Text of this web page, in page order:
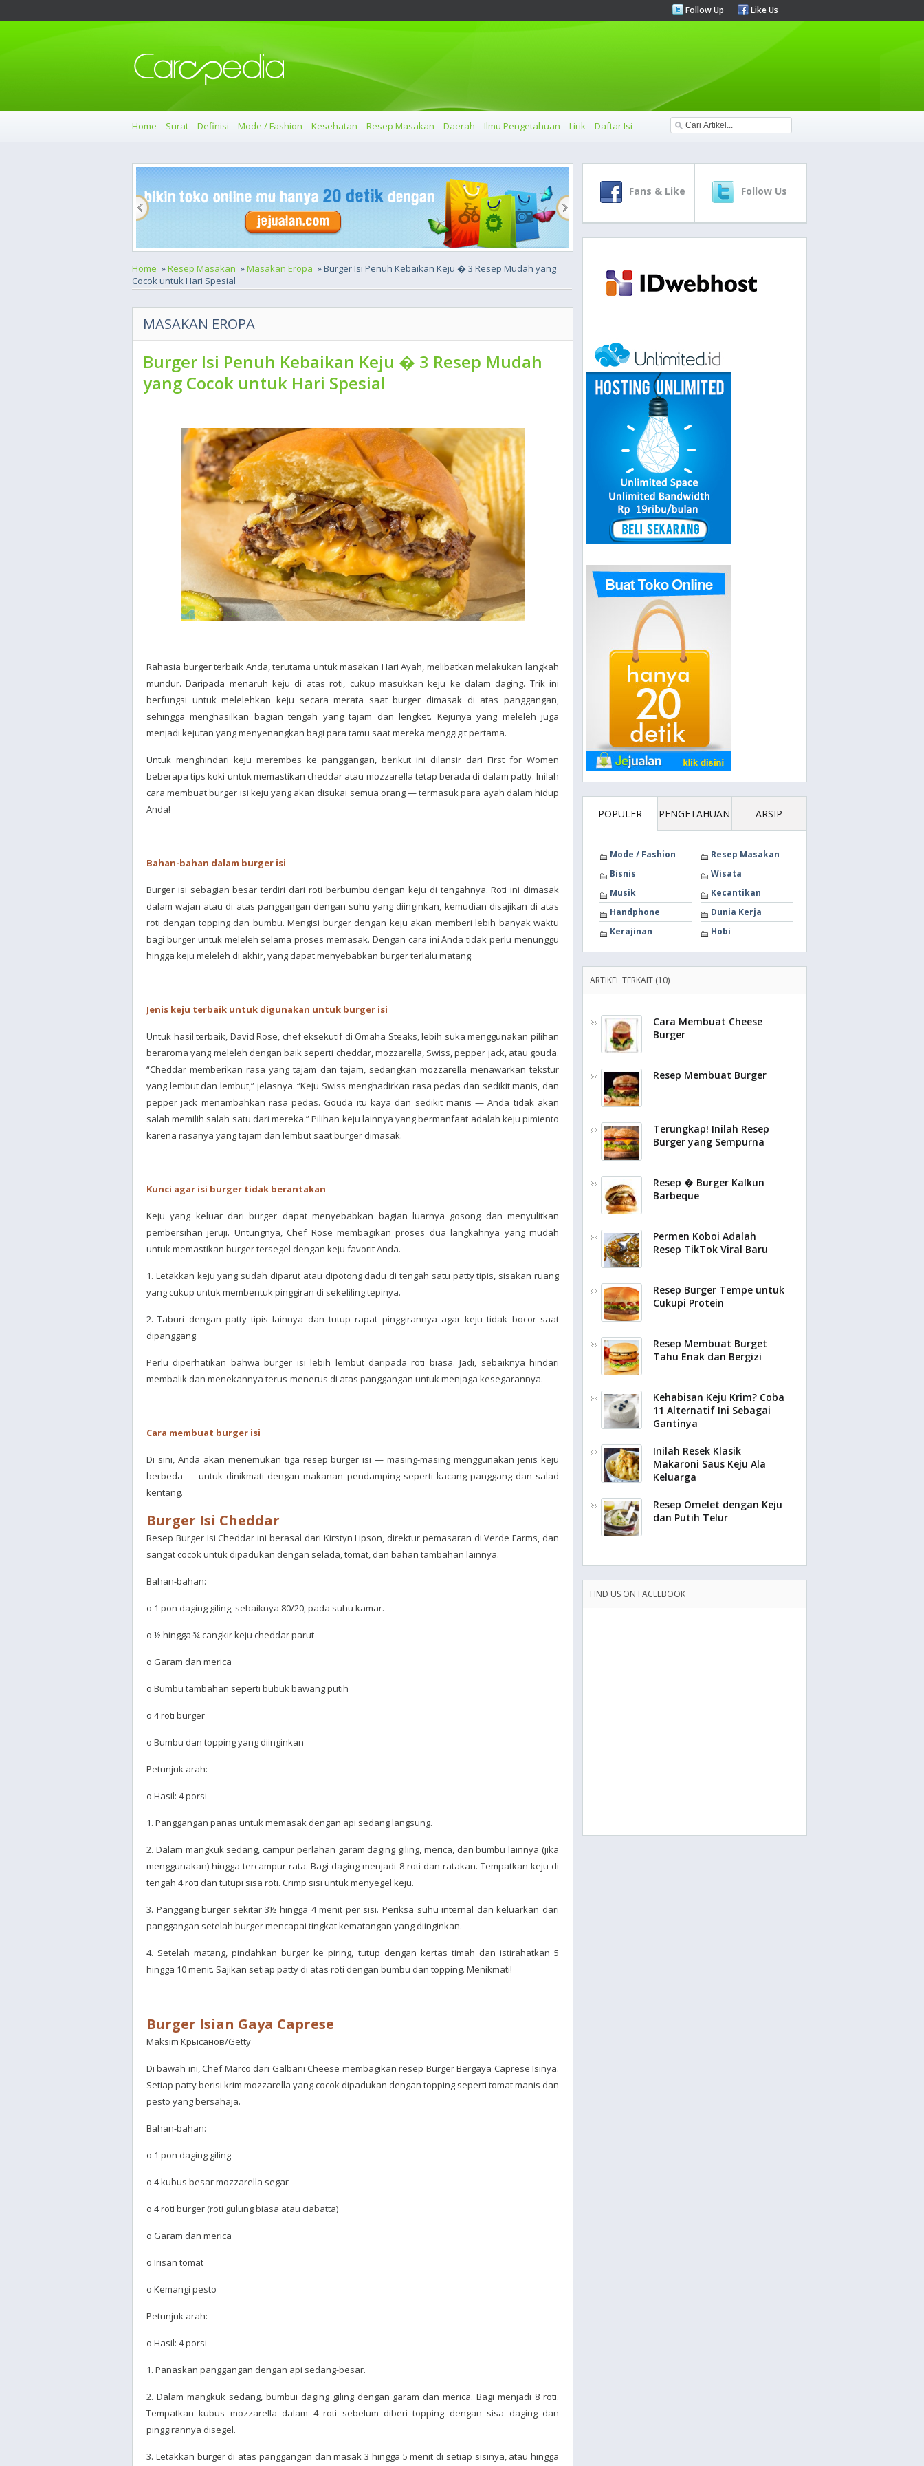
Follow Up Like Us
Home Surat Definisi Mode / Fashion Kesehatan Resep Masakan Daerah Ilmu Pengetahuan Lirik Daftar Isi
Home »Resep Masakan »Masakan Eropa » Burger Isi Penuh Kebaikan Keju � 3 Resep Mudah yang
Cocok untuk Hari Spesial
MASAKAN EROPA
Burger Isi Penuh Kebaikan Keju � 3 Resep Mudah
yang Cocok untuk Hari Spesial
Rahasia burger terbaik Anda, terutama untuk masakan Hari Ayah, melibatkan melakukan langkah
mundur. Daripada menaruh keju di atas roti, cukup masukkan keju ke dalam daging. Trik ini
berfungsi untuk melelehkan keju secara merata saat burger dimasak di atas panggangan,
sehingga menghasilkan bagian tengah yang tajam dan lengket. Kejunya yang meleleh juga
menjadi kejutan yang menyenangkan bagi para tamu saat mereka menggigit pertama.
Untuk menghindari keju merembes ke panggangan, berikut ini dilansir dari First for Women
beberapa tips koki untuk memastikan cheddar atau mozzarella tetap berada di dalam patty. Inilah
cara membuat burger isi keju yang akan disukai semua orang — termasuk para ayah dalam hidup
Anda!
Bahan-bahan dalam burger isi
Burger isi sebagian besar terdiri dari roti berbumbu dengan keju di tengahnya. Roti ini dimasak
dalam wajan atau di atas panggangan dengan suhu yang diinginkan, kemudian disajikan di atas
roti dengan topping dan bumbu. Mengisi burger dengan keju akan memberi lebih banyak waktu
bagi burger untuk meleleh selama proses memasak. Dengan cara ini Anda tidak perlu menunggu
hingga keju meleleh di akhir, yang dapat menyebabkan burger terlalu matang.
Jenis keju terbaik untuk digunakan untuk burger isi
Untuk hasil terbaik, David Rose, chef eksekutif di Omaha Steaks, lebih suka menggunakan pilihan
beraroma yang meleleh dengan baik seperti cheddar, mozzarella, Swiss, pepper jack, atau gouda.
“Cheddar memberikan rasa yang tajam dan tajam, sedangkan mozzarella menawarkan tekstur
yang lembut dan lembut,” jelasnya. “Keju Swiss menghadirkan rasa pedas dan sedikit manis, dan
pepper jack menambahkan rasa pedas. Gouda itu kaya dan sedikit manis — Anda tidak akan
salah memilih salah satu dari mereka.” Pilihan keju lainnya yang bermanfaat adalah keju pimiento
karena rasanya yang tajam dan lembut saat burger dimasak.
Kunci agar isi burger tidak berantakan
Keju yang keluar dari burger dapat menyebabkan bagian luarnya gosong dan menyulitkan
pembersihan jeruji. Untungnya, Chef Rose membagikan proses dua langkahnya yang mudah
untuk memastikan burger tersegel dengan keju favorit Anda.
1. Letakkan keju yang sudah diparut atau dipotong dadu di tengah satu patty tipis, sisakan ruang
yang cukup untuk membentuk pinggiran di sekeliling tepinya.
2. Taburi dengan patty tipis lainnya dan tutup rapat pinggirannya agar keju tidak bocor saat
dipanggang.
Perlu diperhatikan bahwa burger isi lebih lembut daripada roti biasa. Jadi, sebaiknya hindari
membalik dan menekannya terus-menerus di atas panggangan untuk menjaga kesegarannya.
Cara membuat burger isi
Di sini, Anda akan menemukan tiga resep burger isi — masing-masing menggunakan jenis keju
berbeda — untuk dinikmati dengan makanan pendamping seperti kacang panggang dan salad
kentang.
Burger Isi Cheddar
Resep Burger Isi Cheddar ini berasal dari Kirstyn Lipson, direktur pemasaran di Verde Farms, dan
sangat cocok untuk dipadukan dengan selada, tomat, dan bahan tambahan lainnya.
Bahan-bahan:
o 1 pon daging giling, sebaiknya 80/20, pada suhu kamar.
o ½ hingga ¾ cangkir keju cheddar parut
o Garam dan merica
o Bumbu tambahan seperti bubuk bawang putih
o 4 roti burger
o Bumbu dan topping yang diinginkan
Petunjuk arah:
o Hasil: 4 porsi
1. Panggangan panas untuk memasak dengan api sedang langsung.
2. Dalam mangkuk sedang, campur perlahan garam daging giling, merica, dan bumbu lainnya (jika
menggunakan) hingga tercampur rata. Bagi daging menjadi 8 roti dan ratakan. Tempatkan keju di
tengah 4 roti dan tutupi sisa roti. Crimp sisi untuk menyegel keju.
3. Panggang burger sekitar 3½ hingga 4 menit per sisi. Periksa suhu internal dan keluarkan dari
panggangan setelah burger mencapai tingkat kematangan yang diinginkan.
4. Setelah matang, pindahkan burger ke piring, tutup dengan kertas timah dan istirahatkan 5
hingga 10 menit. Sajikan setiap patty di atas roti dengan bumbu dan topping. Menikmati!
Burger Isian Gaya Caprese
Maksim Крысанов/Getty
Di bawah ini, Chef Marco dari Galbani Cheese membagikan resep Burger Bergaya Caprese Isinya.
Setiap patty berisi krim mozzarella yang cocok dipadukan dengan topping seperti tomat manis dan
pesto yang bersahaja.
Bahan-bahan:
o 1 pon daging giling
o 4 kubus besar mozzarella segar
o 4 roti burger (roti gulung biasa atau ciabatta)
o Garam dan merica
o Irisan tomat
o Kemangi pesto
Petunjuk arah:
o Hasil: 4 porsi
1. Panaskan panggangan dengan api sedang-besar.
2. Dalam mangkuk sedang, bumbui daging giling dengan garam dan merica. Bagi menjadi 8 roti.
Tempatkan kubus mozzarella dalam 4 roti sebelum diberi topping dengan sisa daging dan
pinggirannya disegel.
3. Letakkan burger di atas panggangan dan masak 3 hingga 5 menit di setiap sisinya, atau hingga
Fans & Like Follow Us
POPULER PENGETAHUAN ARSIP
Mode / Fashion
Resep Masakan
Bisnis
Wisata
Musik
Kecantikan
Handphone
Dunia Kerja
Kerajinan
Hobi
ARTIKEL TERKAIT (10)
Cara Membuat Cheese
Burger
Resep Membuat Burger
Terungkap! Inilah Resep
Burger yang Sempurna
Resep � Burger Kalkun
Barbeque
Permen Koboi Adalah
Resep TikTok Viral Baru
Resep Burger Tempe untuk
Cukupi Protein
Resep Membuat Burget
Tahu Enak dan Bergizi
Kehabisan Keju Krim? Coba
11 Alternatif Ini Sebagai
Gantinya
Inilah Resek Klasik
Makaroni Saus Keju Ala
Keluarga
Resep Omelet dengan Keju
dan Putih Telur
FIND US ON FACEEBOOK